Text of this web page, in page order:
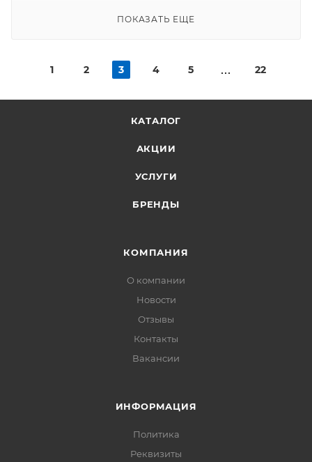
ПОКАЗАТЬ ЕЩЕ
1 2 3 4 5 22
КАТАЛОГ
АКЦИИ
УСЛУГИ
БРЕНДЫ
КОМПАНИЯ
О компании
Новости
Отзывы
Контакты
Вакансии
ИНФОРМАЦИЯ
Политика
Реквизиты